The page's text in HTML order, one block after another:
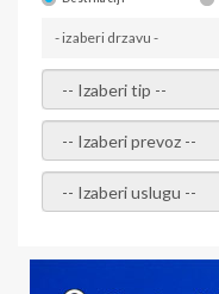
- izaberi drzavu -
- izaberi tip -
- izaberi prevoz -
- Izaberite uslugu -